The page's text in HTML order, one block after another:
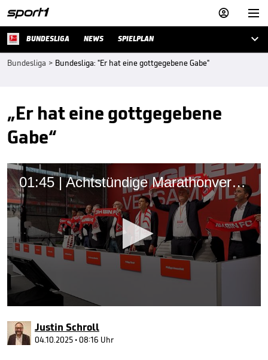


BUNDESLIGA NEWS SPIELPLAN 
Bundesliga > Bundesliga: "Er hat eine gottgegebene Gabe"
„Er hat eine gottgegebene
Gabe“
01:45 | Achtstündige Marathonversammlung! Das ist Kölns neuer Boss
seconds
of
1
minute,
Justin Schroll
04.10.2025 • 08:16 Uhr